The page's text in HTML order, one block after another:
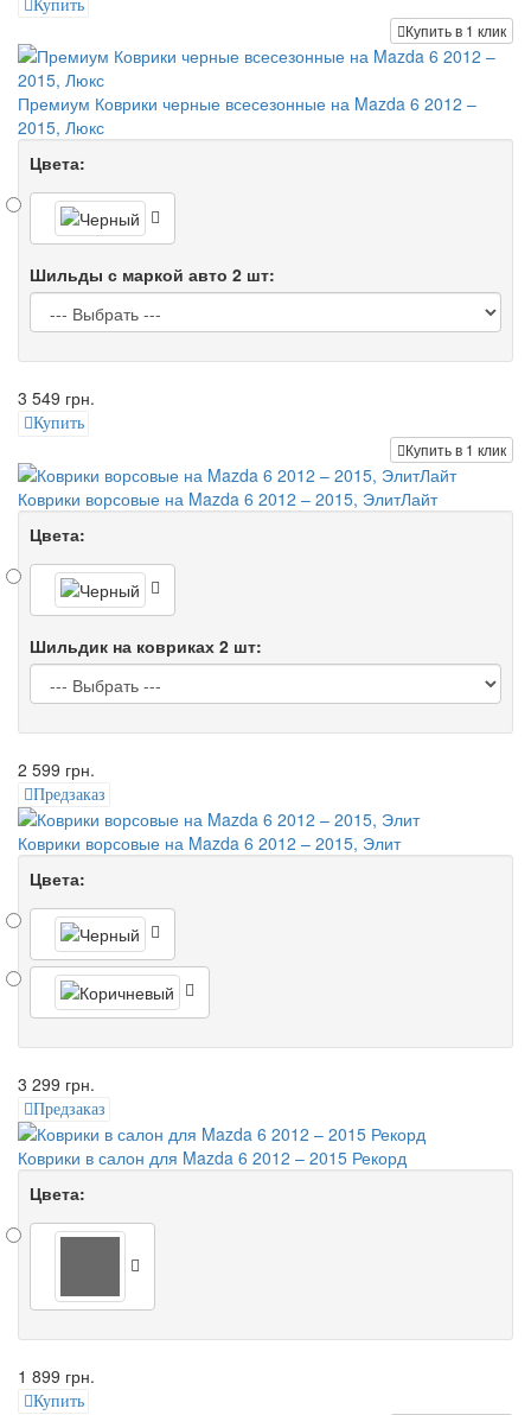
Купить
Купить в 1 клик
Премиум Коврики черные всесезонные на Mazda 6 2012 –
2015, Люкс
Цвета:
Шильды с маркой авто 2 шт:
3 549 грн.
Купить
Купить в 1 клик
Коврики ворсовые на Mazda 6 2012 – 2015, ЭлитЛайт
Цвета:
Шильдик на ковриках 2 шт:
2 599 грн.
Предзаказ
Коврики ворсовые на Mazda 6 2012 – 2015, Элит
Цвета:
3 299 грн.
Предзаказ
Коврики в салон для Mazda 6 2012 – 2015 Рекорд
Цвета:
1 899 грн.
Купить